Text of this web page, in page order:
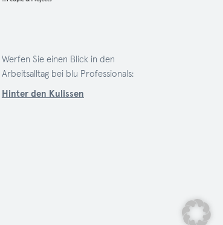
Werfen Sie einen Blick in den
Arbeitsalltag bei blu Professionals:
Hinter den Kulissen